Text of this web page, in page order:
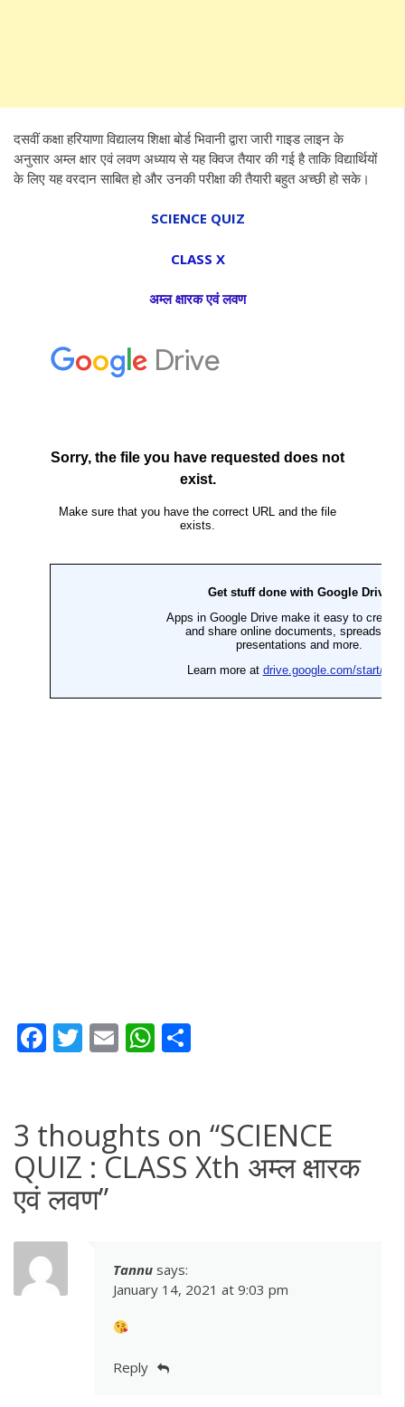
दसवीं कक्षा हरियाणा विद्यालय शिक्षा बोर्ड भिवानी द्वारा जारी गाइड लाइन के
अनुसार अम्ल क्षार एवं लवण अध्याय से यह क्विज तैयार की गई है ताकि विद्यार्थियों
के लिए यह वरदान साबित हो और उनकी परीक्षा की तैयारी बहुत अच्छी हो सके।
SCIENCE QUIZ
CLASS X
अम्ल क्षारक एवं लवण
Facebook
Twitter
EmailWhatsApp
3 thoughts on “SCIENCE
QUIZ : CLASS Xth अम्ल क्षारक
एवं लवण”
Tannu says:
January 14, 2021 at 9:03 pm
Reply